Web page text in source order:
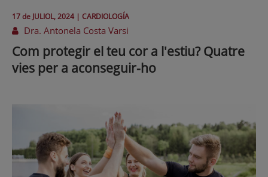
17 de JULIOL, 2024 | CARDIOLOGÍA
Dra. Antonela Costa Varsi
Com protegir el teu cor a l'estiu? Quatre
vies per a aconseguir-ho